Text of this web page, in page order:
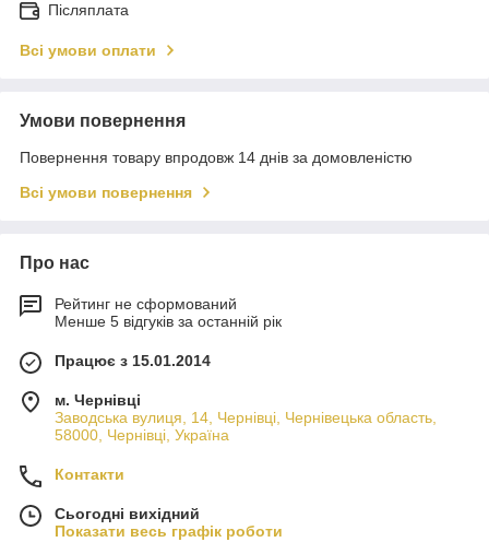
Післяплата
Всі умови оплати
Умови повернення
Повернення товару впродовж 14 днів за домовленістю
Всі умови повернення
Про нас
Рейтинг не сформований
Менше 5 відгуків за останній рік
Працює з 15.01.2014
м. Чернівці
Заводська вулиця, 14, Чернівці, Чернівецька область,
58000, Чернівці, Україна
Контакти
Сьогодні вихідний
Показати весь графік роботи